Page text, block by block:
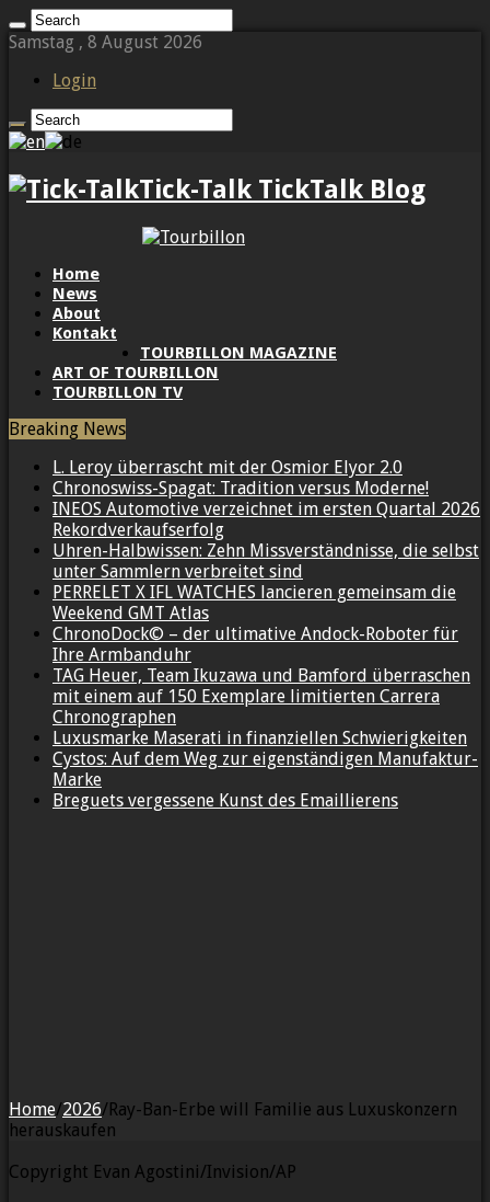
Samstag , 8 August 2026
Login
Tick-Talk TickTalk Blog
Home
News
About
Kontakt
TOURBILLON MAGAZINE
ART OF TOURBILLON
TOURBILLON TV
Breaking News
L. Leroy überrascht mit der Osmior Elyor 2.0
Chronoswiss-Spagat: Tradition versus Moderne!
INEOS Automotive verzeichnet im ersten Quartal 2026
Rekordverkaufserfolg
Uhren-Halbwissen: Zehn Missverständnisse, die selbst
unter Sammlern verbreitet sind
PERRELET X IFL WATCHES lancieren gemeinsam die
Weekend GMT Atlas
ChronoDock© – der ultimative Andock-Roboter für
Ihre Armbanduhr
TAG Heuer, Team Ikuzawa und Bamford überraschen
mit einem auf 150 Exemplare limitierten Carrera
Chronographen
Luxusmarke Maserati in finanziellen Schwierigkeiten
Cystos: Auf dem Weg zur eigenständigen Manufaktur-
Marke
Breguets vergessene Kunst des Emaillierens
Home/2026/Ray-Ban-Erbe will Familie aus Luxuskonzern
herauskaufen
Copyright Evan Agostini/Invision/AP